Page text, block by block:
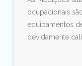
ocupacionais
equipamentos
devidamente